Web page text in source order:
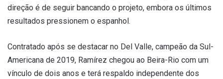
direção é de seguir bancando o projeto, embora os últimos
resultados pressionem o espanhol.
Contratado após se destacar no Del Valle, campeão da Sul-
Americana de 2019, Ramírez chegou ao Beira-Rio com um
vínculo de dois anos e terá respaldo independente dos